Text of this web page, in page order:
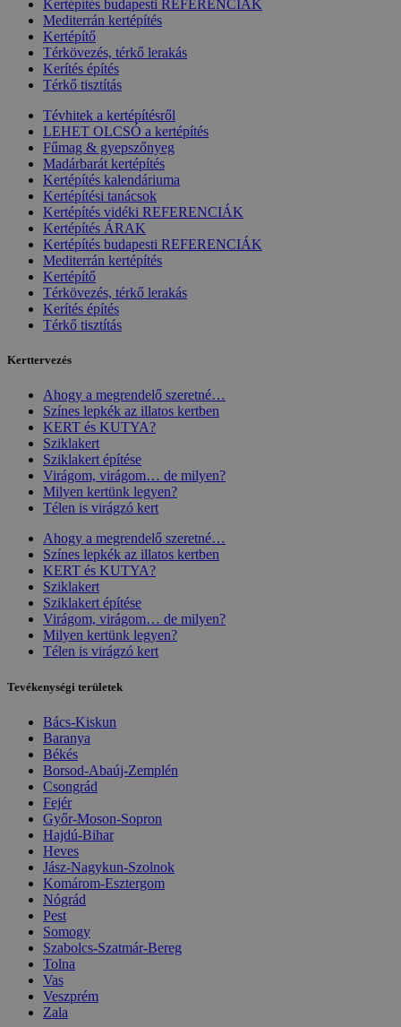
Kertépítés budapesti REFERENCIÁK
Mediterrán kertépítés
Kertépítő
Térkövezés, térkő lerakás
Kerítés építés
Térkő tisztítás
Tévhitek a kertépítésről
LEHET OLCSÓ a kertépítés
Fűmag & gyepszőnyeg
Madárbarát kertépítés
Kertépítés kalendáriuma
Kertépítési tanácsok
Kertépítés vidéki REFERENCIÁK
Kertépítés ÁRAK
Kertépítés budapesti REFERENCIÁK
Mediterrán kertépítés
Kertépítő
Térkövezés, térkő lerakás
Kerítés építés
Térkő tisztítás
Kerttervezés
Ahogy a megrendelő szeretné…
Színes lepkék az illatos kertben
KERT és KUTYA?
Sziklakert
Sziklakert építése
Virágom, virágom… de milyen?
Milyen kertünk legyen?
Télen is virágzó kert
Ahogy a megrendelő szeretné…
Színes lepkék az illatos kertben
KERT és KUTYA?
Sziklakert
Sziklakert építése
Virágom, virágom… de milyen?
Milyen kertünk legyen?
Télen is virágzó kert
Tevékenységi területek
Bács-Kiskun
Baranya
Békés
Borsod-Abaúj-Zemplén
Csongrád
Fejér
Győr-Moson-Sopron
Hajdú-Bihar
Heves
Jász-Nagykun-Szolnok
Komárom-Esztergom
Nógrád
Pest
Somogy
Szabolcs-Szatmár-Bereg
Tolna
Vas
Veszprém
Zala